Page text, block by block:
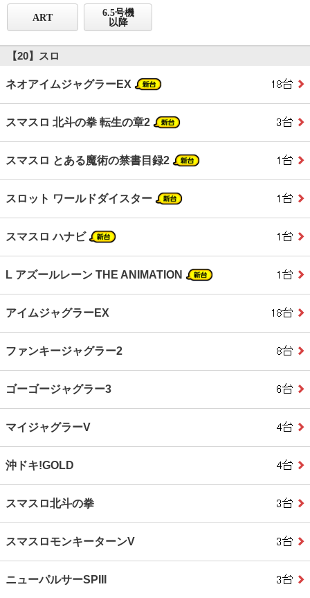
ART
6.5号機
以降
【20】スロ
ネオアイムジャグラーEX
スマスロ 北斗の拳 転生の章2
スマスロ とある魔術の禁書目録2
スロット ワールドダイスター
スマスロ ハナビ
L アズールレーン THE ANIMATION
アイムジャグラーEX
ファンキージャグラー2
ゴーゴージャグラー3
マイジャグラーV
沖ドキ!GOLD
スマスロ北斗の拳
スマスロモンキーターンV
ニューパルサーSPIII